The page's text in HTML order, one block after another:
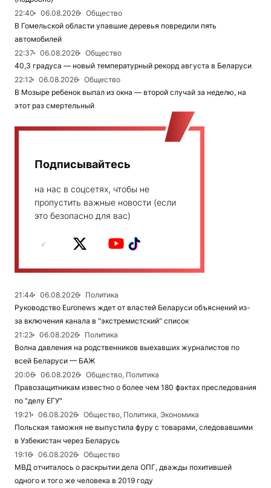
22:40
06.08.2026
Общество
В Гомельской области упавшие деревья повредили пять
автомобилей
22:37
06.08.2026
Общество
40,3 градуса — новый температурный рекорд августа в Беларуси
22:12
06.08.2026
Общество
В Мозыре ребенок выпал из окна — второй случай за неделю, на
этот раз смертельный
Подписывайтесь
на нас в соцсетях, чтобы не
пропустить важные новости (если
это безопасно для вас)
21:44 06.08.2026
Политика
Руководство Euronews ждет от властей Беларуси объяснений из-
за включения канала в "экстремистский" список
21:23
06.08.2026
Политика
Волна давления на родственников выехавших журналистов по
всей Беларуси — БАЖ
20:06
06.08.2026
Общество, Политика
Правозащитникам известно о более чем 180 фактах преследования
по "делу ЕГУ"
19:21
06.08.2026
Общество, Политика, Экономика
Польская таможня не выпустила фуру с товарами, следовавшими
в Узбекистан через Беларусь
19:16
06.08.2026
Общество
МВД отчиталось о раскрытии дела ОПГ, дважды похитившей
одного и того же человека в 2019 году